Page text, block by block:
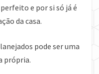
e por si só já é
da casa.
pode ser uma
própria.